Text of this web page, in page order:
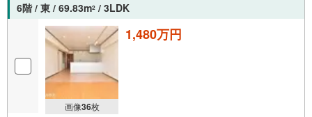
6階 / 東 / 69.83m2 / 3LDK
画像36枚
1,480万円